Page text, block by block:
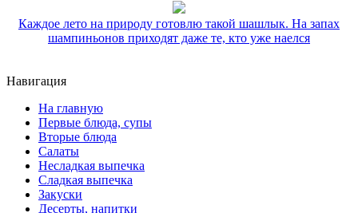
Каждое лето на природу готовлю такой шашлык. На запах
шампиньонов приходят даже те, кто уже наелся
Навигация
На главную
Первые блюда, супы
Вторые блюда
Салаты
Несладкая выпечка
Сладкая выпечка
Закуски
Десерты, напитки